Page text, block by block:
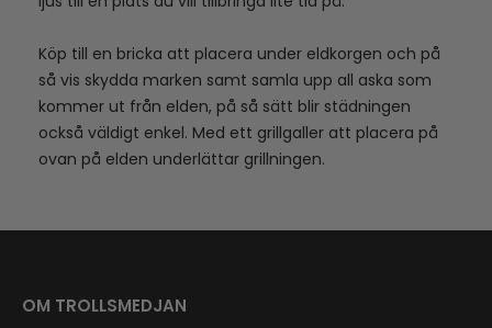
Köp till en bricka att placera under eldkorgen och på
så vis skydda marken samt samla upp all aska som
kommer ut från elden, på så sätt blir städningen
också väldigt enkel. Med ett grillgaller att placera på
ovan på elden underlättar grillningen.
OM TROLLSMEDJAN